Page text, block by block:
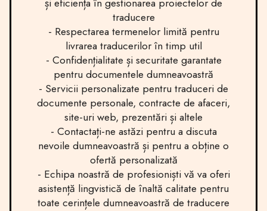
traducere
- Respectarea termenelor limită pentru
livrarea traducerilor în timp util
- Confidențialitate și securitate garantate
pentru documentele dumneavoastră
- Servicii personalizate pentru traduceri de
documente personale, contracte de afaceri,
site-uri web, prezentări și altele
- Contactați-ne astăzi pentru a discuta
nevoile dumneavoastră și pentru a obține o
ofertă personalizată
- Echipa noastră de profesioniști vă va oferi
asistență lingvistică de înaltă calitate pentru
toate cerințele dumneavoastră de traducere